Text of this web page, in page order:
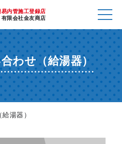
易内管施工登録店
限会社金友商店
わせ（給湯器）
湯器）